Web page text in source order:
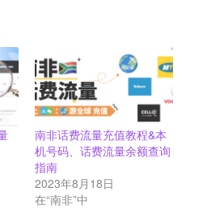
南非话费流量充值教程&本
机号码、话费流量余额查询
指南
2023年8月18日
在“南非”中